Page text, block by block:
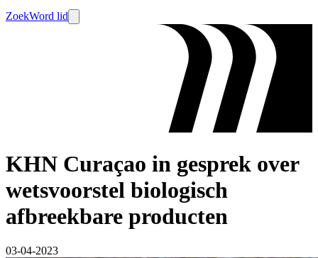
ZoekWord lid
KHN Curaçao in gesprek over
wetsvoorstel biologisch
afbreekbare producten
03-04-2023